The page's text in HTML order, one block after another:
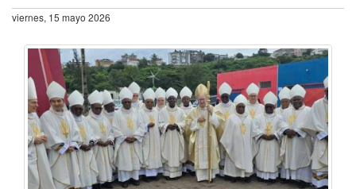
viernes, 15 mayo 2026